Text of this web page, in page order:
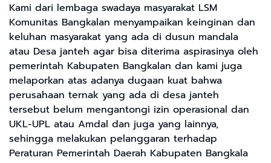
Kami dari lembaga swadaya masyarakat LSM
Komunitas Bangkalan menyampaikan keinginan dan
keluhan masyarakat yang ada di dusun mandala
atau Desa janteh agar bisa diterima aspirasinya oleh
pemerintah Kabupaten Bangkalan dan kami juga
melaporkan atas adanya dugaan kuat bahwa
perusahaan ternak yang ada di desa janteh
tersebut belum mengantongi izin operasional dan
UKL-UPL atau Amdal dan juga yang lainnya,
sehingga melakukan pelanggaran terhadap
Peraturan Pemerintah Daerah Kabupaten Bangkala